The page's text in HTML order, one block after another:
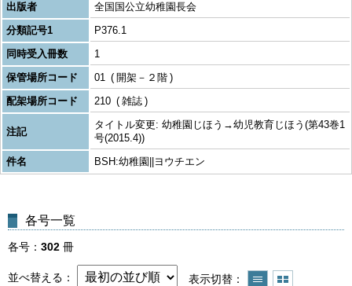
出版者
全国国公立幼稚園長会
分類記号1
P376.1
同時受入冊数
1
保管場所コード
01
開架－２階
配架場所コード
210 雑誌
注記
タイトル変更: 幼稚園じほう→幼児教育じほう(第43巻1
号(2015.4))
件名
BSH:幼稚園||ヨウチエン
各号一覧
各号 302 冊
並べ替える 表示切替